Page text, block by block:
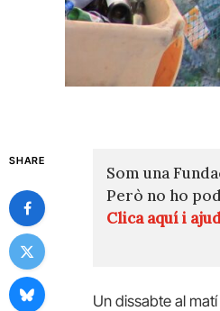
SHARE
Som una
Però no ho
Clica aquí i
Un dissabte al matí